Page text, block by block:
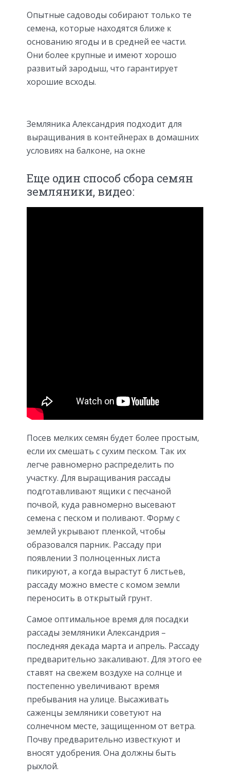
Опытные садоводы собирают только те
семена, которые находятся ближе к
основанию ягоды и в средней ее части.
Они более крупные и имеют хорошо
развитый зародыш, что гарантирует
хорошие всходы.
Земляника Александрия подходит для
выращивания в контейнерах в домашних
условиях на балконе, на окне
Еще один способ сбора семян
земляники, видео:
Посев мелких семян будет более простым,
если их смешать с сухим песком. Так их
легче равномерно распределить по
участку. Для выращивания рассады
подготавливают ящики с песчаной
почвой, куда равномерно высевают
семена с песком и поливают. Форму с
землей укрывают пленкой, чтобы
образовался парник. Рассаду при
появлении 3 полноценных листа
пикируют, а когда вырастут 6 листьев,
рассаду можно вместе с комом земли
переносить в открытый грунт.
Самое оптимальное время для посадки
рассады земляники Александрия –
последняя декада марта и апрель. Рассаду
предварительно закаливают. Для этого ее
ставят на свежем воздухе на солнце и
постепенно увеличивают время
пребывания на улице. Высаживать
саженцы земляники советуют на
солнечном месте, защищенном от ветра.
Почву предварительно известкуют и
вносят удобрения. Она должны быть
рыхлой.